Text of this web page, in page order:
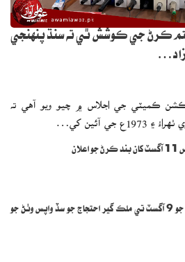
کي ختم ڪرڻ جي ڪوشش ٿي ته سنڌ پنهنجي
ڪميٽي جي اجلاس ۾ چيو ويو آهي ته
جماعت اسلامي جو 9 آگسٽ تي ملڪ گير احتجاج جو سڏ واپس وٺڻ جو